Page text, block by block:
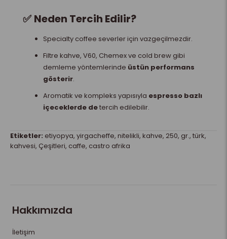
✅ Neden Tercih Edilir?
Specialty coffee severler için vazgeçilmezdir.
Filtre kahve, V60, Chemex ve cold brew gibi
demleme yöntemlerinde üstün performans
gösterir.
Aromatik ve kompleks yapısıyla espresso bazlı
içeceklerde detercih edilebilir.
Etiketler: etiyopya, yirgacheffe, nitelikli, kahve, 250, gr., türk,
kahvesi, Çeşitleri, caffe, castro afrika
Hakkımızda
İletişim